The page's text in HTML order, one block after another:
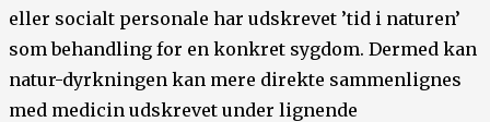
eller socialt personale har udskrevet ’tid i naturen’
som behandling for en konkret sygdom. Dermed kan
natur-dyrkningen kan mere direkte sammenlignes
med medicin udskrevet under lignende